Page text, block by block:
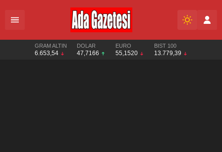
GRAM ALTIN
6.653,54
DOLAR
47,7166
EURO
55,1520
BIST 100
13.779,39